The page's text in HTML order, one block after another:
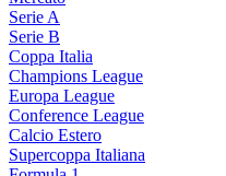
Serie A
Serie B
Coppa Italia
Champions League
Europa League
Conference League
Calcio Estero
Supercoppa Italiana